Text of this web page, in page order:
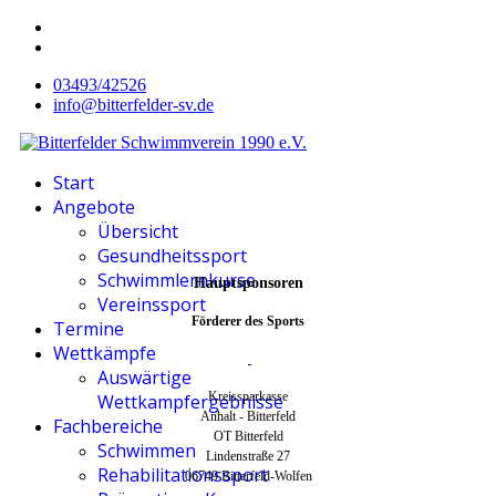
03493/42526
info@bitterfelder-sv.de
Start
Angebote
Übersicht
Gesundheitssport
Schwimmlernkurse
Vereinssport
Termine
Wettkämpfe
Auswärtige
Wettkampfergebnisse
Fachbereiche
Schwimmen
Rehabilitationssport
Hauptsponsoren
Förderer des Sports
Kreissparkasse
Anhalt - Bitterfeld
OT Bitterfeld
Lindenstraße 27
06749 Bitterfeld-Wolfen